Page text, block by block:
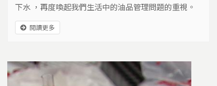
下水 ，再度喚起我們生活中的油品管理問題的重視。
這次的事件，澎湖環保局以違反水污法第28條和土污法
第41條，裁處中油650萬元罰鍰，而中油內部也祭出懲
拯救呢？ 澎湖湖西油庫16號油槽漏油 大事紀 資料來
源：澎湖縣環保局、中油、公視新聞 ...
閱讀更多